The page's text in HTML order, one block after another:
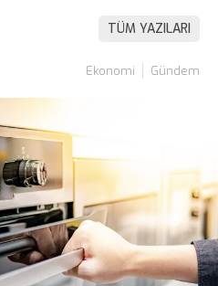
TÜM YAZILARI
Ekonomi Gündem